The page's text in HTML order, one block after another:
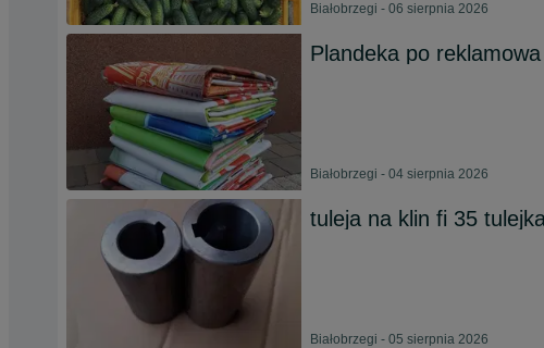
Białobrzegi - 06 sierpnia 2026
Plandeka po
Białobrzegi - 04 sierpnia 2026
tuleja na klin fi 35
Białobrzegi - 05 sierpnia 2026